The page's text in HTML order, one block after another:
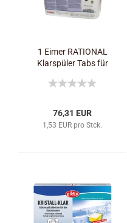
1 Eimer RATIONAL
Klarspüler Tabs für
ohne Efficient
76,31 EUR
1,53 EUR pro Stck.